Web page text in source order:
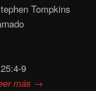
Tompkins
9
más →